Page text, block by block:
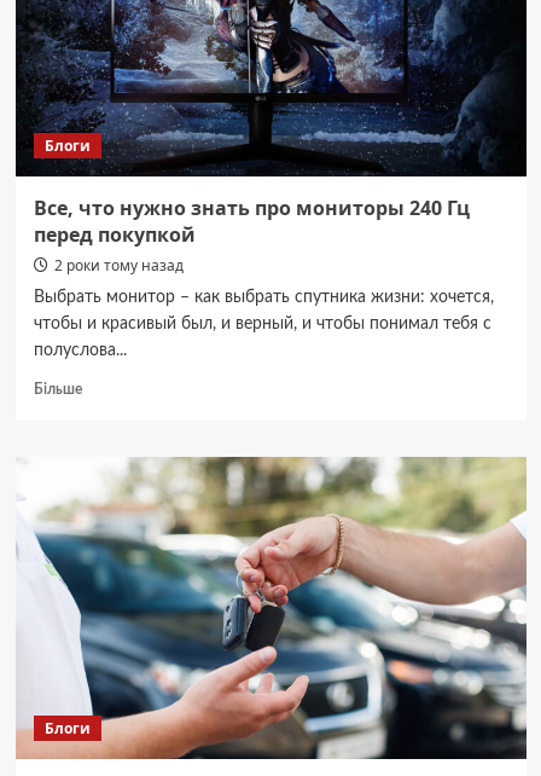
спосіб
Блоги
Все, что нужно знать про мониторы 240 Гц
перед покупкой
2 роки тому назад
Выбрать монитор – как выбрать спутника жизни: хочется,
чтобы и красивый был, и верный, и чтобы понимал тебя с
полуслова...
БільшеДокладніше
нужно
знать
про
мониторы
240
перед
покупкой
Блоги